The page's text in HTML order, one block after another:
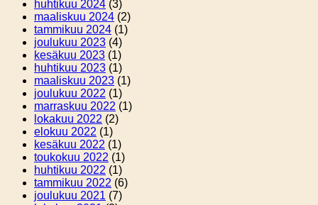
huhtikuu 2024 (3)
maaliskuu 2024 (2)
tammikuu 2024 (1)
joulukuu 2023 (4)
kesäkuu 2023 (1)
huhtikuu 2023 (1)
maaliskuu 2023 (1)
joulukuu 2022 (1)
marraskuu 2022 (1)
lokakuu 2022 (2)
elokuu 2022 (1)
kesäkuu 2022 (1)
toukokuu 2022 (1)
huhtikuu 2022 (1)
tammikuu 2022 (6)
joulukuu 2021 (7)